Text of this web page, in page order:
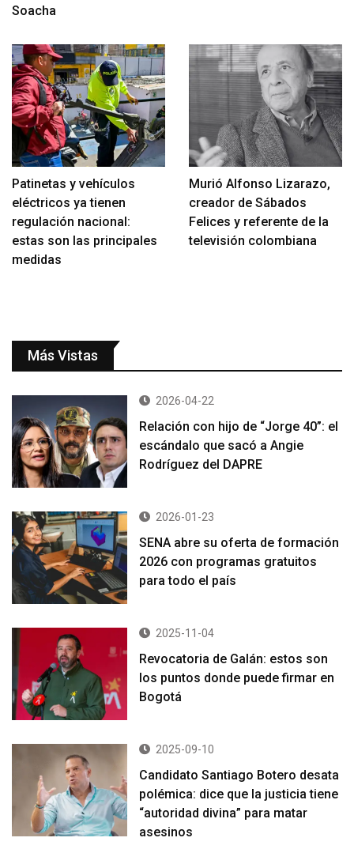
Soacha
Patinetas y vehículos
eléctricos ya tienen
regulación nacional:
estas son las principales
medidas
Murió Alfonso Lizarazo,
creador de Sábados
Felices y referente de la
televisión colombiana
Más Vistas
2026-04-22
Relación con hijo de “Jorge 40”: el
escándalo que sacó a Angie
Rodríguez del DAPRE
2026-01-23
SENA abre su oferta de formación
2026 con programas gratuitos
para todo el país
2025-11-04
Revocatoria de Galán: estos son
los puntos donde puede firmar en
Bogotá
2025-09-10
Candidato Santiago Botero desata
polémica: dice que la justicia tiene
“autoridad divina” para matar
asesinos